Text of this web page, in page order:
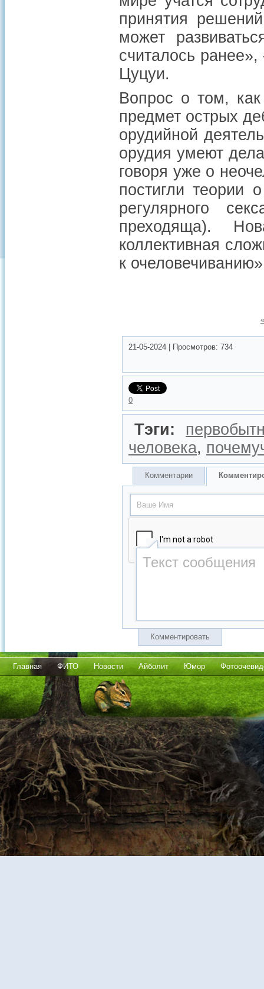
принятия
может
считалось
Цуцуи.
Вопрос о том,
предмет острых
орудийной
орудия умеют
говоря уже о
постигли теории
регулярного
преходяща).
коллективная
к
21-05-2024 Просмотров: 734
0
Тэги:
человека,
Комментарии
Комментировать
Главная ФИТО Новости Айболит Юмор